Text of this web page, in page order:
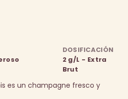
DOSIFICACIÓN
2 g/L - Extra
Brut
es un champagne fresco y